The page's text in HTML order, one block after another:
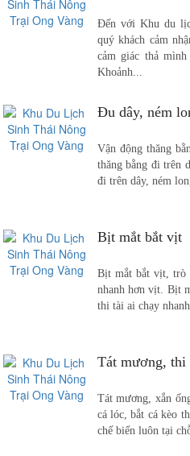
Đến với Khu du
quý khách cảm
cảm giác thả
Khoảnh...
Đu dây, ném
Vận động thăng
thăng bằng đi trên
đi trên dây, ném
Bịt mắt bắt vịt
Bịt mắt bắt vịt, trò
nhanh hơn vịt. Bịt
thi tài ai chạy
Tát mương, thi
Tát mương, xắn
cá lóc, bắt cá kèo
chế biến luôn tại